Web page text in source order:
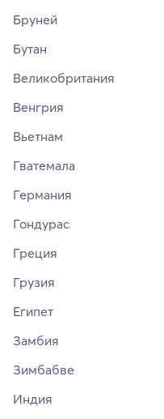
Бруней
Бутан
Великобритания
Венгрия
Вьетнам
Гватемала
Германия
Гондурас
Греция
Грузия
Египет
Замбия
Зимбабве
Индия